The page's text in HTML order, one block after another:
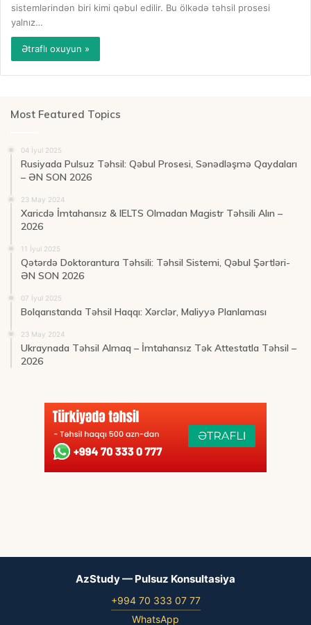
sistemlərindən biri kimi qəbul edilir. Bu ölkədə təhsil prosesi
yalnız…
Ətraflı oxuyun »
Most Featured Topics
04 İyul 2025
Rusiyada Pulsuz Təhsil: Qəbul Prosesi, Sənədləşmə Qaydaları
– ƏN SON 2026
23 May 2024
Xaricdə İmtahansız & IELTS Olmadan Magistr Təhsili Alın –
2026
11 İyul 2025
Qətərdə Doktorantura Təhsili: Təhsil Sistemi, Qəbul Şərtləri-
ƏN SON 2026
07 İyul 2025
Bolqarıstanda Təhsil Haqqı: Xərclər, Maliyyə Planlaması
23 May 2024
Ukraynada Təhsil Almaq – İmtahansız Tək Attestatla Təhsil –
2026
AzStudy — Pulsuz Konsultasiya
+994 70 333 07 77
WhatsApp